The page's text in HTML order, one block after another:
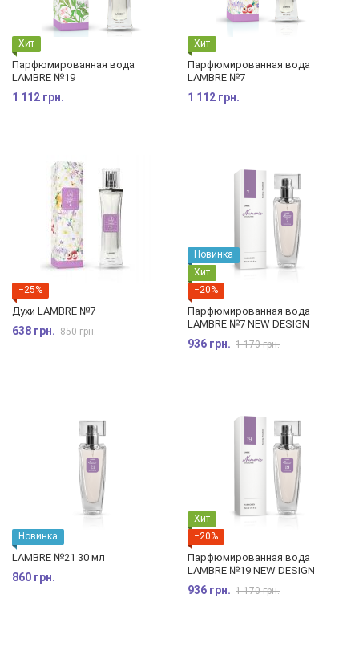
Хит
Парфюмированная вода
LAMBRE №19
1 112 грн.
Хит
Парфюмированная вода
LAMBRE №7
1 112 грн.
−25%
Духи LAMBRE №7
638 грн. 850 грн.
Новинка
Хит
−20%
Парфюмированная вода
LAMBRE №7 NEW DESIGN
936 грн. 1 170 грн.
Новинка
LAMBRE №21 30 мл
860 грн.
Хит
−20%
Парфюмированная вода
LAMBRE №19 NEW DESIGN
936 грн. 1 170 грн.